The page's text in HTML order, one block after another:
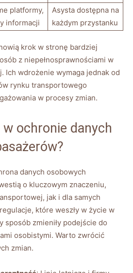
platformy,
informacji
Asysta ​dostępna na
każdym ‌przystanku
krok ​w stronę ​bardziej
z niepełnosprawnościami w
Ich wdrożenie wymaga jednak od
rynku transportowego
w procesy zmian.
ochronie danych
danych‌ osobowych
o ⁣kluczowym⁣ znaczeniu,
jak ⁢i ​dla samych
‍które weszły w życie w
sposób ⁣zmieniły podejście ⁢do
osobistymi. Warto‌ zwrócić
zmian.